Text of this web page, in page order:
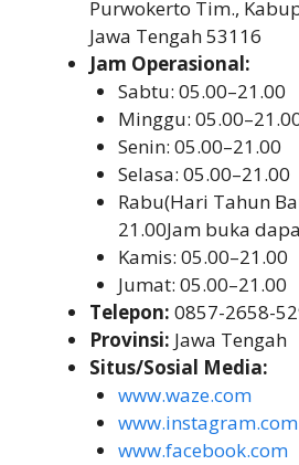
Purwokerto Tim.,
Jawa Tengah 53116
Jam Operasional:
Sabtu: 05.00–21.00
Minggu:
Senin: 05.00–21.00
Selasa: 05.00–21.00
Rabu(Hari Tahun
21.00Jam buka
Kamis: 05.00–21.00
Jumat: 05.00–21.00
Telepon: 0857-2658-
Provinsi: Jawa Tengah
Situs/Sosial Media:
www.waze.com
www.instagram.com
www.facebook.com